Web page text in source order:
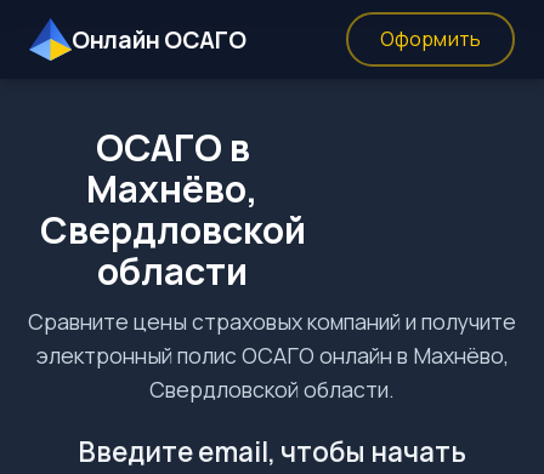
Онлайн ОСАГО Оформить
ОСАГО в
Махнёво,
Свердловской
области
Сравните цены страховых компаний и получите
электронный полис ОСАГО онлайн в Махнёво,
Свердловской области.
Введите email, чтобы начать